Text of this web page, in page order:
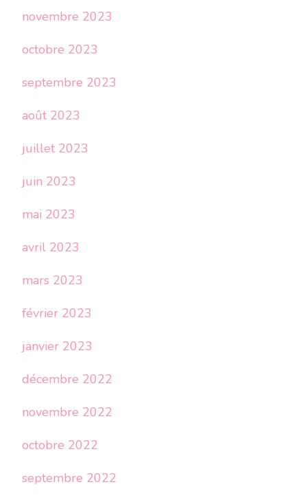
novembre 2023
octobre 2023
septembre 2023
août 2023
juillet 2023
juin 2023
mai 2023
avril 2023
mars 2023
février 2023
janvier 2023
décembre 2022
novembre 2022
octobre 2022
septembre 2022